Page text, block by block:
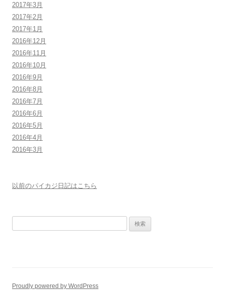
2017年3月
2017年2月
2017年1月
2016年12月
2016年11月
2016年10月
2016年9月
2016年8月
2016年7月
2016年6月
2016年5月
2016年4月
2016年3月
以前のパイカジ日記はこちら
Proudly powered by WordPress